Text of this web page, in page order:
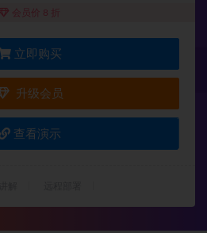
会员价 8 折
立即购买
升级会员
查看演示